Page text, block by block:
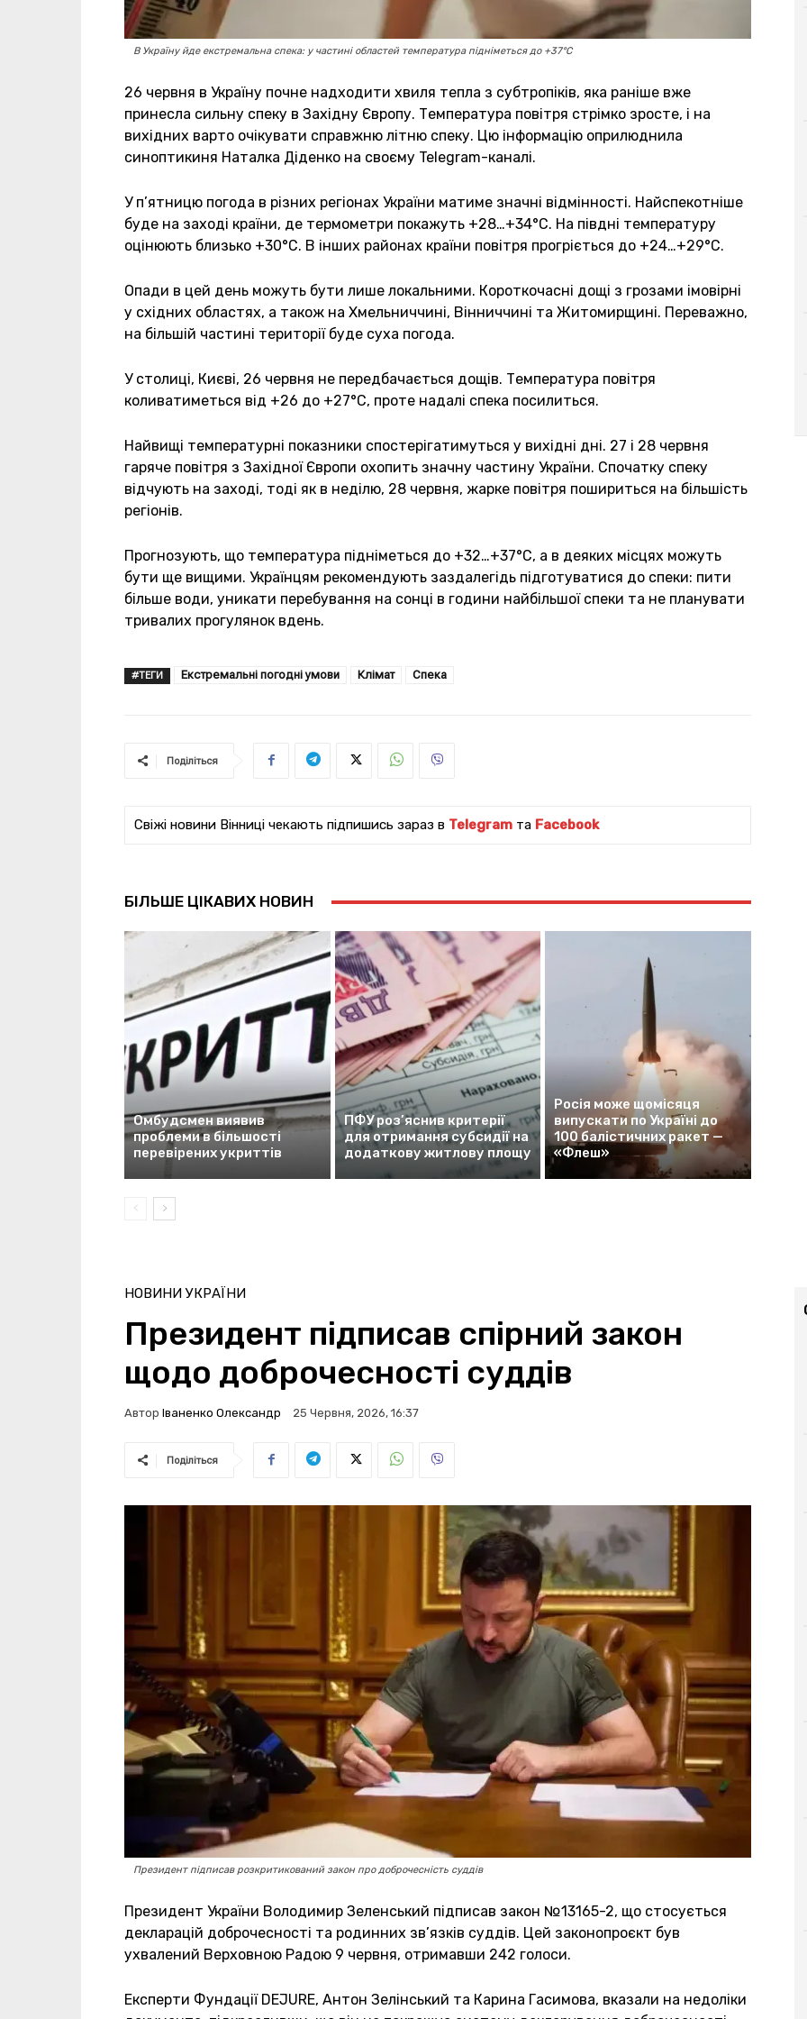
В Україну йде екстремальна спека: у частині областей температура підніметься до +37°C
26 червня в Україну почне надходити хвиля тепла з субтропіків, яка раніше вже
принесла сильну спеку в Західну Європу. Температура повітря стрімко зросте, і на
вихідних варто очікувати справжню літню спеку. Цю інформацію оприлюднила
синоптикиня Наталка Діденко на своєму Telegram-каналі.
У п’ятницю погода в різних регіонах України матиме значні відмінності. Найспекотніше
буде на заході країни, де термометри покажуть +28…+34°C. На півдні температуру
оцінюють близько +30°C. В інших районах країни повітря прогріється до +24…+29°C.
Опади в цей день можуть бути лише локальними. Короткочасні дощі з грозами імовірні
у східних областях, а також на Хмельниччині, Вінниччині та Житомирщині. Переважно,
на більшій частині території буде суха погода.
У столиці, Києві, 26 червня не передбачається дощів. Температура повітря
коливатиметься від +26 до +27°C, проте надалі спека посилиться.
Найвищі температурні показники спостерігатимуться у вихідні дні. 27 і 28 червня
гаряче повітря з Західної Європи охопить значну частину України. Спочатку спеку
відчують на заході, тоді як в неділю, 28 червня, жарке повітря пошириться на більшість
регіонів.
Прогнозують, що температура підніметься до +32…+37°C, а в деяких місцях можуть
бути ще вищими. Українцям рекомендують заздалегідь підготуватися до спеки: пити
більше води, уникати перебування на сонці в години найбільшої спеки та не планувати
тривалих прогулянок вдень.
#ТЕГИ Екстремальні погодні умови Клімат Спека
Поділіться
Свіжі новини Вінниці чекають підпишись зараз в Telegram та Facebook
БІЛЬШЕ ЦІКАВИХ НОВИН
Омбудсмен виявив
проблеми в більшості
перевірених укриттів
ПФУ роз’яснив критерії
для отримання субсидії на
додаткову житлову площу
Росія може щомісяця
випускати по Україні до
100 балістичних ракет —
«Флеш»